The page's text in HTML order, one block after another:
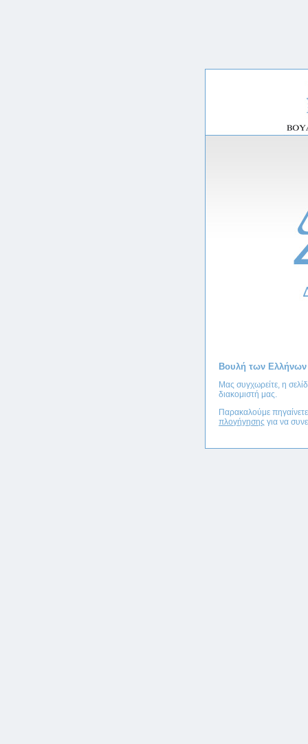
Βουλή των Ελλήνων
Μας συγχωρείτε, η
διακομιστή μας.
Παρακαλούμε
πλογήγησης για να